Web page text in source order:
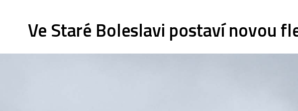
Ve Staré Boleslavi postaví novou